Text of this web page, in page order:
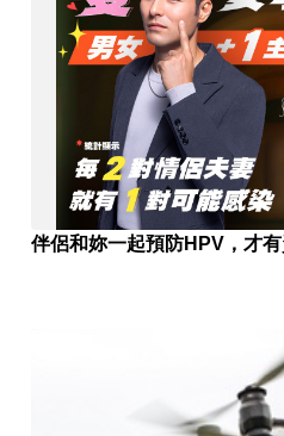
伴侶和妳一起預防HPV，才有